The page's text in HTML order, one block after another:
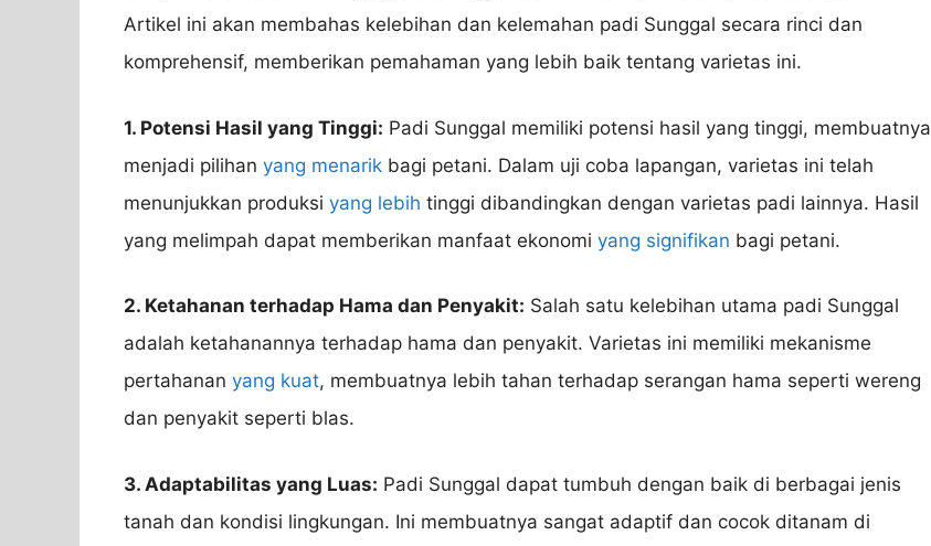
Artikel ini akan membahas kelebihan dan kelemahan padi Sunggal secara rinci dan
komprehensif, memberikan pemahaman yang lebih baik tentang varietas ini.
1. Potensi Hasil yang Tinggi: Padi Sunggal memiliki potensi hasil yang tinggi, membuatnya
menjadi pilihan yang menarik bagi petani. Dalam uji coba lapangan, varietas ini telah
menunjukkan produksi yang lebih tinggi dibandingkan dengan varietas padi lainnya. Hasil
yang melimpah dapat memberikan manfaat ekonomi yang signifikan bagi petani.
2. Ketahanan terhadap Hama dan Penyakit: Salah satu kelebihan utama padi Sunggal
adalah ketahanannya terhadap hama dan penyakit. Varietas ini memiliki mekanisme
pertahanan yang kuat, membuatnya lebih tahan terhadap serangan hama seperti wereng
dan penyakit seperti blas.
3. Adaptabilitas yang Luas: Padi Sunggal dapat tumbuh dengan baik di berbagai jenis
tanah dan kondisi lingkungan. Ini membuatnya sangat adaptif dan cocok ditanam di